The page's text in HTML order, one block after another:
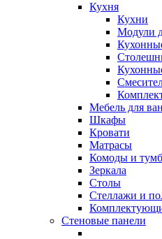
Кухня
Кухни
Модули
Мебель для
Шкафы
Кровати
Матрасы
Комоды и
Зеркала
Столы
Стеллажи и
Стеновые панели